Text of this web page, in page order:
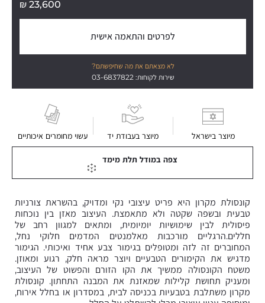
מיוצר בישראל מיוצר בעבודת יד עשוי מחומרים איכותיים
23,600
₪
לפרטים והתאמה אישית
לא מצאתם את מה שחיפשתם?
שירות לקוחות: 03-6837822
צפה במודל תלת מימד
קונסולת מקרון היא פריט עיצובי נקי ומדויק, בהשראת צורניות
טבעית ובשפה שקטה ולא מתאמצת. העיצוב מאזן בין נוכחות
פיסולית לבין שימושיות יומיומית, ומתאים למגוון רחב של
חללים.הרגליים מורכבות מאלמנטים המדמים חלוקי נחל,
המחוברים זה לזה ומטופלים בגימור צבע אחיד ואיכותי. הגימור
מדגיש את הקימורים הטבעיים ויוצר מראה חלק, רגוע ומאוזן.
משטח הקונסולה ממשיך את הקו הזורם והפשוט של העיצוב,
ומעניק תחושת קלילות שמאזנת את המבנה התחתון. קונסולת
מקרון משתלבת בטבעיות בכניסה לבית, במסדרון או בחלל אירוח,